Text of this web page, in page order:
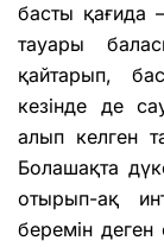
басты қағида
тауары
қайтарып,
кезінде де
алып келген
Болашақта
отырып-ақ
беремін